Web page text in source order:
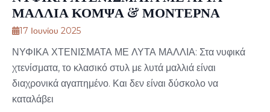
ΜΑΛΛΙΑ ΚΟΜΨΑ & ΜΟΝΤΕΡΝΑ
17 Ιουνίου 2025
ΝΥΦΙΚΑ ΧΤΕΝΙΣΜΑΤΑ ΜΕ ΛΥΤΑ ΜΑΛΛΙΑ: Στα νυφικά
χτενίσματα, το κλασικό στυλ με λυτά μαλλιά είναι
διαχρονικά αγαπημένο. Και δεν είναι δύσκολο να
καταλάβει